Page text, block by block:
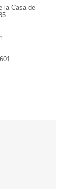
la Casa de